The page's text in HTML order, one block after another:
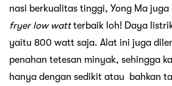
nasi berkualitas tinggi, Yong Ma
fryer low wattterbaik loh! Daya
yaitu 800 watt saja. Alat ini juga
penahan tetesan minyak, sehingga
hanya dengan sedikit atau bahkan